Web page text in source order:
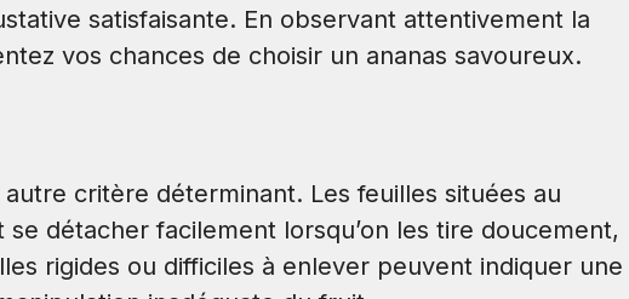
satisfaisante. En observant attentivement la
vos chances de choisir un ananas savoureux.
autre critère déterminant. Les feuilles situées au
se détacher facilement lorsqu’on les tire doucement,
rigides ou difficiles à enlever peuvent indiquer une